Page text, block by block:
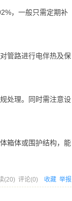
，一般只需定期补
管路进行电伴热及保
处理。同时需注意设
箱体或围护结构，能
(20) 评论(0) 收藏 举报